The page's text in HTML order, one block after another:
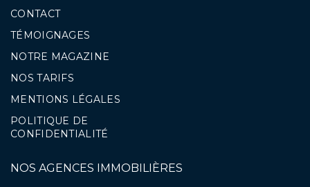
CONTACT
TÉMOIGNAGES
NOTRE MAGAZINE
NOS TARIFS
MENTIONS LÉGALES
POLITIQUE DE
CONFIDENTIALITÉ
NOS AGENCES IMMOBILIÈRES